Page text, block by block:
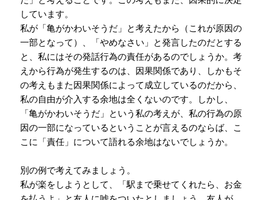
しています。
私が「亀がかわいそうだ」と考えたから（これが原因の
一部となって）、「やめなさい」と発言したのだとする
と、私にはその発話行為の責任があるのでしょうか。考
えから行為が発生するのは、因果関係であり、しかもそ
の考えもまた因果関係によって成立しているのだから、
私の自由が介入する余地は全くないのです。しかし、
「亀がかわいそうだ」という私の考えが、私の行為の原
因の一部になっているということが言えるのならば、こ
こに「責任」について語れる余地はないでしょうか。
別の例で考えてみましょう。
私が楽をしようとして、「駅まで乗せてくれたら、お金